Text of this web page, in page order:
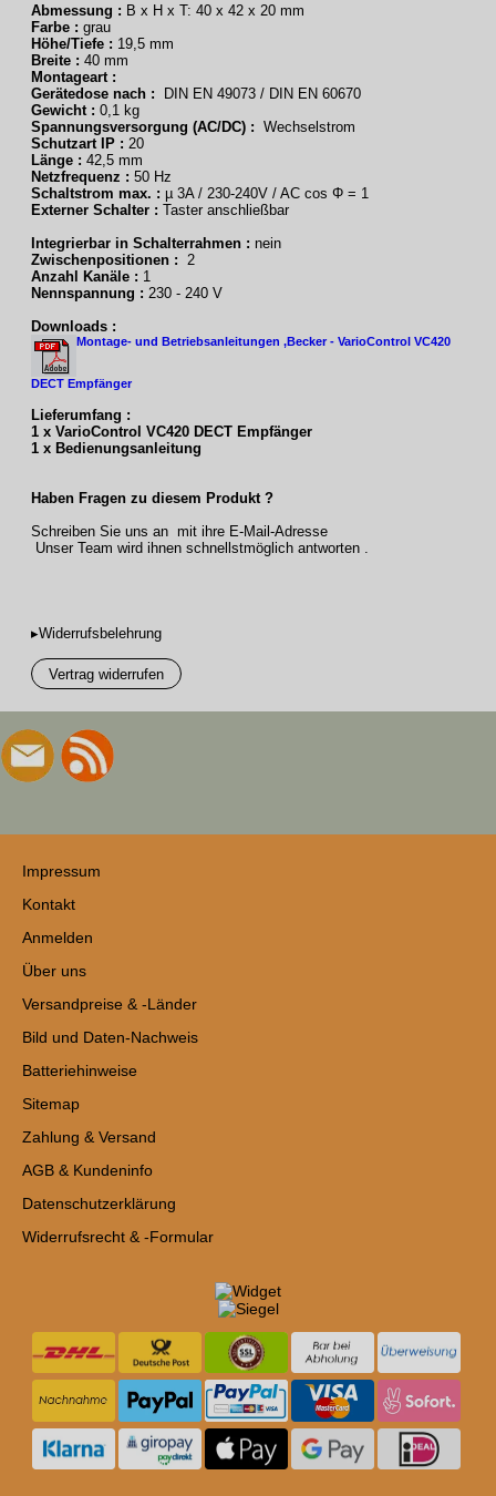
Abmessung : B x H x T: 40 x 42 x 20 mm
Farbe : grau
Höhe/Tiefe : 19,5 mm
Breite : 40 mm
Montageart :
Gerätedose nach :
DIN EN 49073 / DIN EN 60670
Gewicht : 0,1 kg
Spannungsversorgung (AC/DC) : Wechselstrom
Schutzart IP : 20
Länge : 42,5 mm
Netzfrequenz : 50 Hz
Schaltstrom max. : µ 3A / 230-240V / AC cos Φ = 1
Externer Schalter : Taster anschließbar
Integrierbar in Schalterrahmen : nein
Zwischenpositionen :
2
Anzahl Kanäle : 1
Nennspannung : 230 - 240 V
Downloads :
Montage- und Betriebsanleitungen ,Becker - VarioControl VC420
DECT Empfänger
Lieferumfang :
1 x VarioControl VC420 DECT Empfänger
1 x Bedienungsanleitung
Haben Fragen zu diesem Produkt ?
Schreiben Sie uns an mit ihre E-Mail-Adresse
Unser Team wird ihnen schnellstmöglich antworten .
▸Widerrufsbelehrung
Vertrag widerrufen
Impressum
Kontakt
Anmelden
Über uns
Versandpreise & -Länder
Bild und Daten-Nachweis
Batteriehinweise
Sitemap
Zahlung & Versand
AGB & Kundeninfo
Datenschutzerklärung
Widerrufsrecht & -Formular